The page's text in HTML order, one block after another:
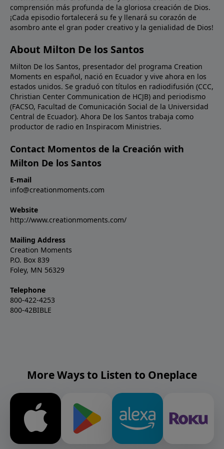
para usted en las palabras de la Biblia. ¡Déle un
vistazo hoy a las Escrituras para ver qué dicen en
cuanto a Su Hijo, quien le amó tanto que inclusive dio
Su propia vida por usted!Oración: Confieso, amado
Señor, que no puedo entender cómo Tú puedes
seguir la pista de todos los detalles de la creación
como lo dice Tu Palabra. Pero Tú eres Dios y yo solo
soy un humano. No permitas que mi debilidad limite
o debilite mi fe en Tu involucramiento diario en mi
vida. En el nombre de Cristo Jesús. Amén.
comprensión más profunda de la gloriosa creación de Dios.
¡Cada episodio fortalecerá su fe y llenará su corazón de
asombro ante el gran poder creativo y la genialidad de Dios!
About Milton De los Santos
Milton De los Santos, presentador del programa Creation
Moments en español, nació en Ecuador y vive ahora en los
estados unidos. Se graduó con títulos en radiodifusión (CCC,
Christian Center Communication de HCJB) and periodismo
(FACSO, Facultad de Comunicación Social de la Universidad
Central de Ecuador). Ahora De los Santos trabaja como
productor de radio en Inspiracom Ministries.
Contact Momentos de la Creación with
Milton De los Santos
E-mail
info@creationmoments.com
Website
http://www.creationmoments.com/
Mailing Address
Creation Moments
P.O. Box 839
Foley, MN 56329
Telephone
800-422-4253
800-42BIBLE
More Ways to Listen to Oneplace